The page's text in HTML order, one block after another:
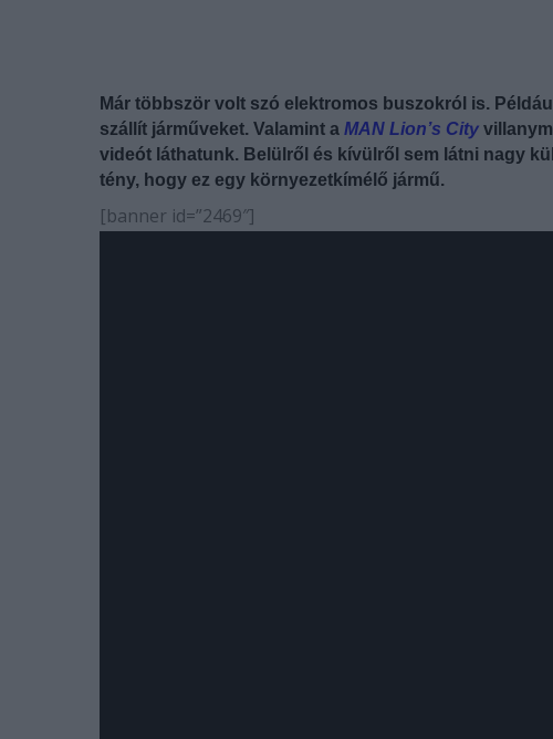
Már többször volt szó elektromos buszokról is.
szállít járműveket. Valamint a MAN Lion’s City
videót láthatunk. Belülről és kívülről sem látni nagy
tény, hogy ez egy környezetkímélő jármű.
[banner id=”2469″]